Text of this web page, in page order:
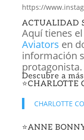
https://
ACTUALIDAD
Aquí tienes
Aviators en
información
protagonista.
Descubre a más
⭐️CHARLOTTE
CHARLOTTE
⭐️ANNE